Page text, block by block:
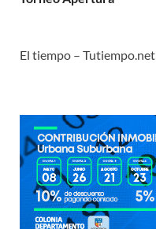
El tiempo – Tutiempo.net